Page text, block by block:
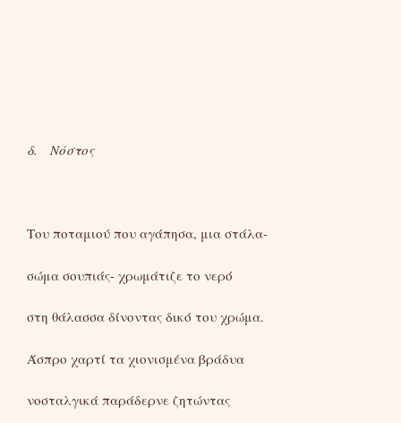
δ. Νόστος
Του ποταμιού που αγάπησα, μια στάλα-
σώμα σουπιάς- χρωμάτιζε το νερό
στη θάλασσα δίνοντας δικό του χρώμα.
Άσπρο χαρτί τα χιονισμένα βράδυα
νοσταλγικά παράδερνε ζητώντας